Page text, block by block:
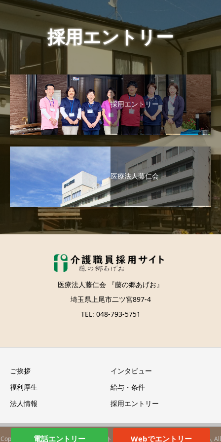
採用エントリー
採用エントリー
医療法人藤仁会
医療法人藤仁会 『藤の郷あげお』
埼玉県上尾市二ツ宮897-4
TEL: 048-793-5751
ご挨拶
インタビュー
福利厚生
給与・条件
法人情報
採用エントリー
Copyright © 「藤の郷あげお」採用サイト｜上尾の介護職員・介護スタッフ求人 All
電話エントリー Webでエントリー